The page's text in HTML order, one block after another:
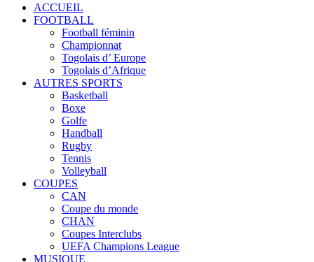
ACCUEIL
FOOTBALL
Football féminin
Championnat
Togolais d’ Europe
Togolais d’Afrique
AUTRES SPORTS
Basketball
Boxe
Golfe
Handball
Rugby
Tennis
Volleyball
COUPES
CAN
Coupe du monde
CHAN
Coupes Interclubs
UEFA Champions League
MUSIQUE